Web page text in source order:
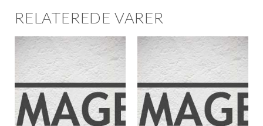
RELATEREDE VARER